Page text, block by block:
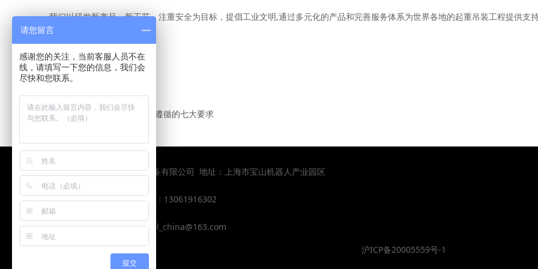
我们以研发新产品、新工艺、注重安全为目标，提倡工业文明,通过多元化的产品和完善服务体系为世界各地的起重吊装工程提供支
上一篇： 没有了
下一篇：起重滑车工作安全要遵循的七大要求
版权所有：上海皇嘉力起重设备有限公司 地址：上海市宝山机器人产业园区
电话： 021-58255796手机 ：13061916302
QQ: 2434706448邮箱：hjl_china@163.com
沪ICP备20005559号-1
请您留言
感谢您的关注，当前客服人员不在
线，请填写一下您的信息，我们会
尽快和您联系。
提交